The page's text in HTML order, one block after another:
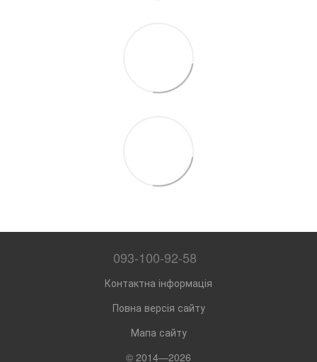
093-100-92-58
Контактна інформація
Повна версія сайту
Мапа сайту
© 2014—2026